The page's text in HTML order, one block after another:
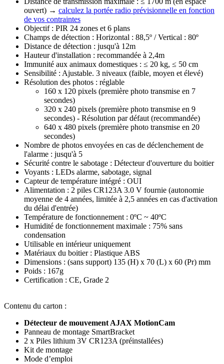
ouvert) → calculez la portée radio prévisionnelle en fonction
de vos contraintes
Objectif : PIR 24 zones et 6 plans
Champs de détection : Horizontal : 88,5º / Vertical : 80º
Distance de détection : jusqu'à 12m
Hauteur d'installation : recommandée à 2,4m
Immunité aux animaux domestiques : ≤ 20 kg, ≤ 50 cm
Sensibilité : Ajustable. 3 niveaux (faible, moyen et élevé)
Résolution des photos : réglable
160 x 120 pixels (première photo transmise en 7
secondes)
320 x 240 pixels (première photo transmise en 9
secondes) - Résolution par défaut (recommandée)
640 x 480 pixels (première photo transmise en 20
secondes)
Nombre de photos envoyées en cas de déclenchement de
l'alarme : jusqu'à 5
Sécurité contre le sabotage : Détecteur d'ouverture du boitier
Voyants : LEDs alarme, sabotage, signal
Capteur de température intégré : OUI
Alimentation : 2 piles CR123A 3.0 V fournie (autonomie
moyenne de 4 années, limitée à 2,5 années en cas d'activation
du délai d'entrée)
Température de fonctionnement : 0ºC ~ 40ºC
Humidité de fonctionnement maximale : 75% sans
condensation
Utilisable en intérieur uniquement
Matériaux du boitier : Plastique ABS
Dimensions : (sans support) 135 (H) x 70 (L) x 60 (Pr) mm
Poids : 167g
Certification : CE, Grade 2
Contenu du carton :
Détecteur de mouvement AJAX MotionCam
Panneau de montage SmartBracket
2 x Piles lithium 3V CR123A (préinstallées)
Kit de montage
Mode d’emploi